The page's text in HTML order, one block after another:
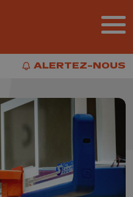
ALERTEZ-NOUS
ALERTEZ-NOUS